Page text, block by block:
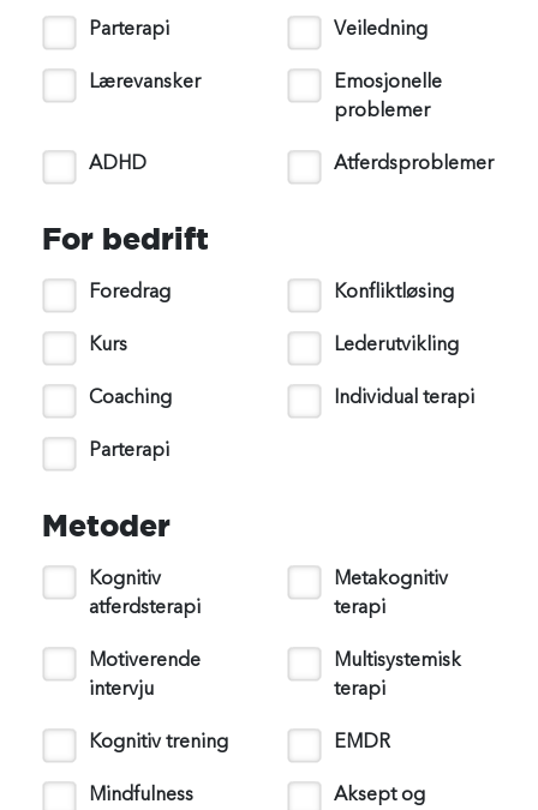
Parterapi Veiledning
Lærevansker
Emosjonelle
problemer
ADHD Atferdsproblemer
For bedrift
Foredrag Konfliktløsing
Kurs Lederutvikling
Coaching Individual terapi
Parterapi
Metoder
Kognitiv
atferdsterapi
Metakognitiv
terapi
Motiverende
intervju
Multisystemisk
terapi
Kognitiv trening EMDR
Mindfulness
Aksept og